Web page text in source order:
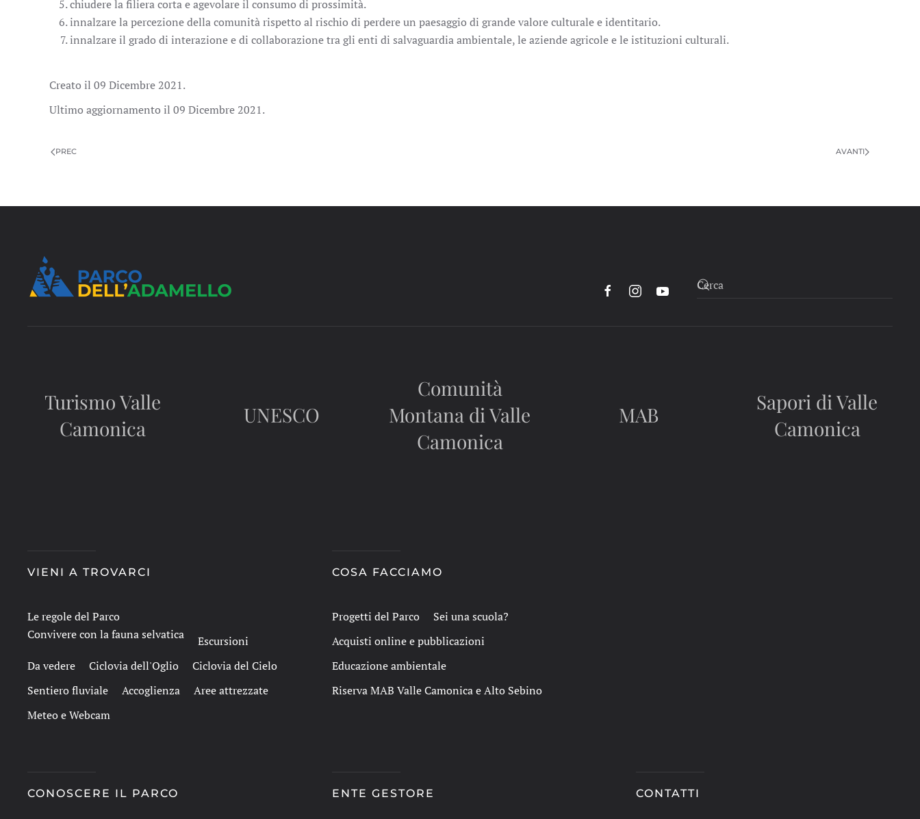
chiudere la filiera corta e agevolare il consumo di prossimità.
innalzare la percezione della comunità rispetto al rischio di perdere un paesaggio di grande valore culturale e identitario.
innalzare il grado di interazione e di collaborazione tra gli enti di salvaguardia ambientale, le aziende agricole e le istituzioni culturali.
Creato il 09 Dicembre 2021.
Ultimo aggiornamento il 09 Dicembre 2021.
PREC AVANTI
Turismo Valle
Camonica
UNESCO
Comunità
Montana di Valle
Camonica
MAB
Sapori di Valle
Camonica
VIENI A TROVARCI
Le regole del Parco
Convivere con la fauna selvatica
Escursioni
Da vedere
Ciclovia dell'Oglio
Ciclovia del Cielo
Sentiero fluviale
Accoglienza
Aree attrezzate
Meteo e Webcam
COSA FACCIAMO
Progetti del Parco
Sei una scuola?
Acquisti online e pubblicazioni
Educazione ambientale
Riserva MAB Valle Camonica e Alto Sebino
CONOSCERE IL PARCO ENTE GESTORE CONTATTI